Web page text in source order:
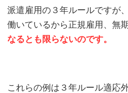
派遣雇用の３年ルールですが
働いているから正規雇用、無
なるとも限らないのです。
これらの例は３年ルール適応